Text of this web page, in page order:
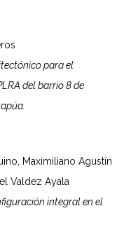
para el
del barrio 8 de
Maximiliano Agustín
Valdez Ayala
integral en el